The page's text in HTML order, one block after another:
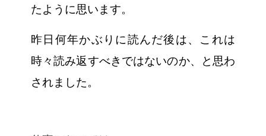
たように思います。
昨日何年かぶりに読んだ後は、これは
時々読み返すべきではないのか、と思わ
されました。